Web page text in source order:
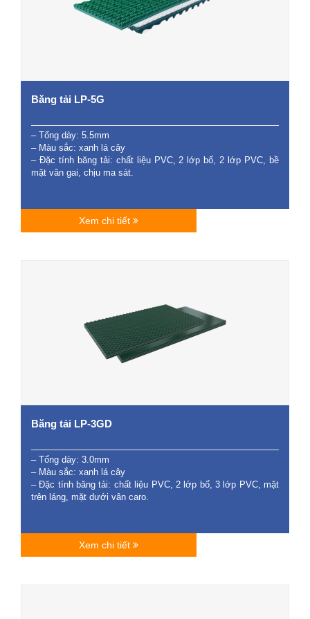
Băng tải LP-5G
– Tổng dày: 5.5mm
– Màu sắc: xanh lá cây
– Đặc tính băng tải: chất liệu PVC, 2 lớp bố, 2 lớp PVC, bề
mặt vân gai, chịu ma sát.
Xem chi tiết
Băng tải LP-3GD
– Tổng dày: 3.0mm
– Màu sắc: xanh lá cây
– Đặc tính băng tải: chất liệu PVC, 2 lớp bố, 3 lớp PVC, mặt
trên láng, mặt dưới vân caro.
Xem chi tiết